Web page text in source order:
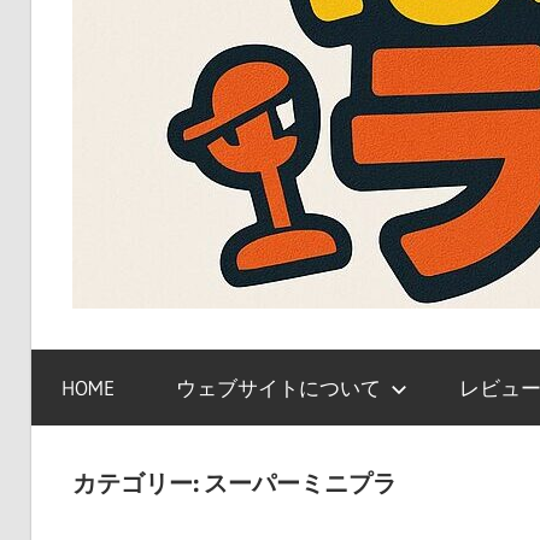
ン
プ
ラ、
ャ
HOME ウェブサイトについて レビュ
カテゴリー: スーパーミニプラ